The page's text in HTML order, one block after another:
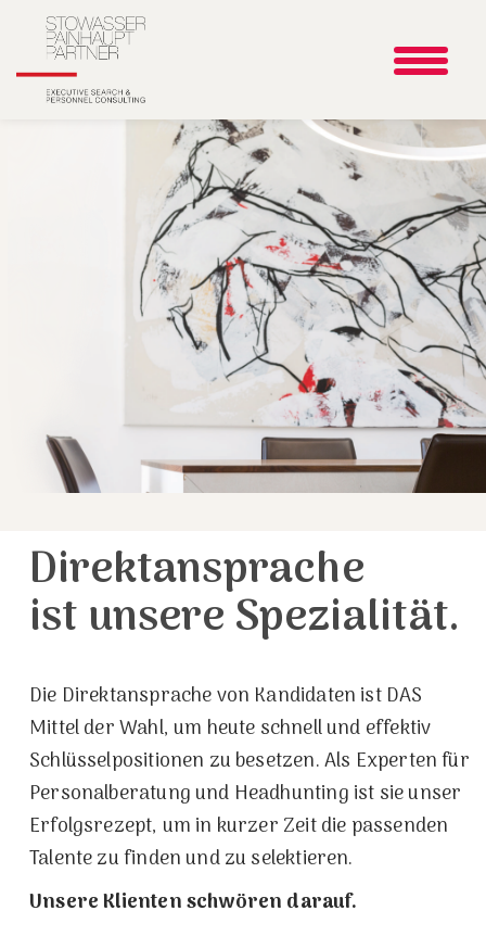
Direktansprache
ist unsere Spezialität.
Die Direktansprache von Kandidaten ist DAS
Mittel der Wahl, um heute schnell und effektiv
Schlüsselpositionen zu besetzen. Als Experten für
Personalberatung und Headhunting ist sie unser
Erfolgsrezept, um in kurzer Zeit die passenden
Talente zu finden und zu selektieren.
Unsere Klienten schwören darauf.